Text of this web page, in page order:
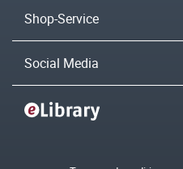
Shop-Service
Social Media